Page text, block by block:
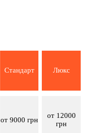
Стандарт Люкс
от 9000 грн
от 12000
грн